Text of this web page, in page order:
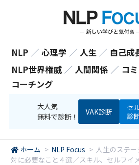
NLP ／ 心理学 ／ 人生 ／ 自己成
NLP世界権威 ／ 人間関係 ／ コ
コーチング
大人気
無料で診断！
VAK診断
セ
診
ホーム > NLP Focus > 人生のステ
対に必要なこと４選／スキル、セルフイ